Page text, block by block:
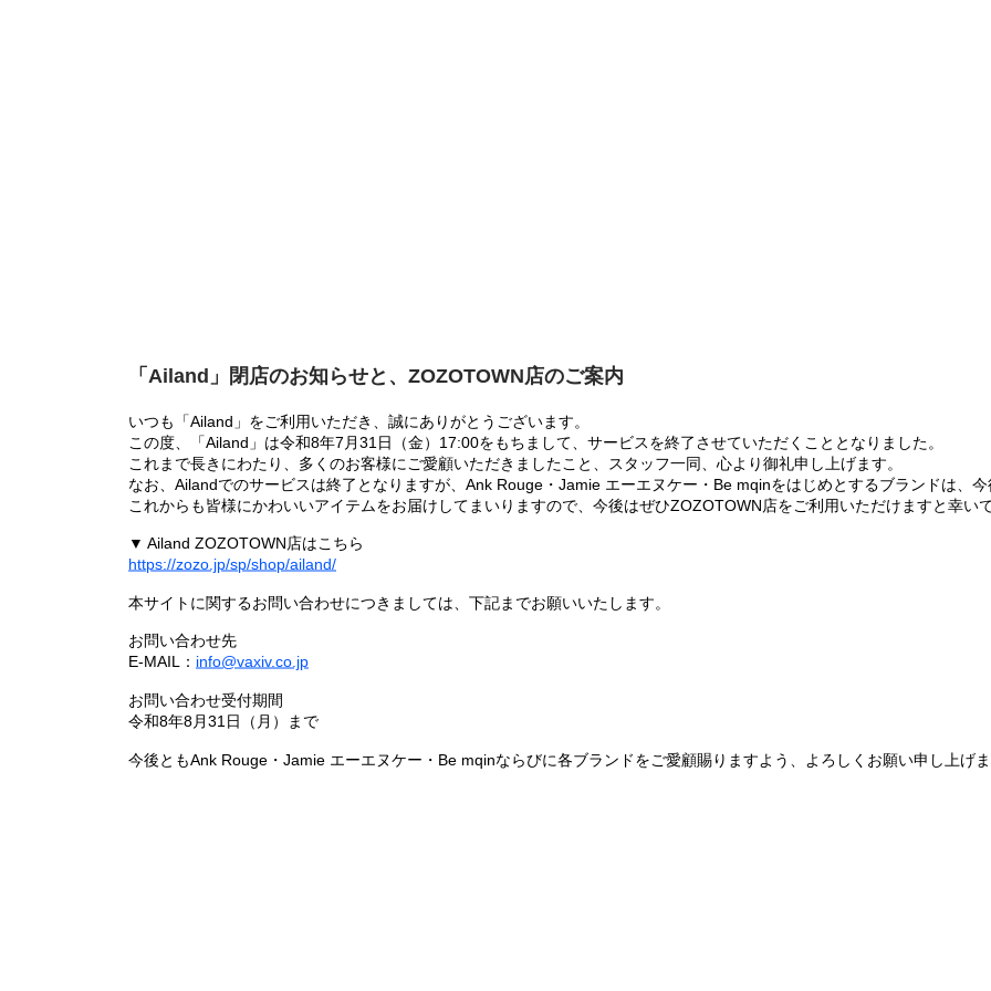
「Ailand」閉店のお知らせと、ZOZOTOWN店のご案内
いつも「Ailand」をご利用いただき、誠にありがとうございます。
この度、「Ailand」は令和8年7月31日（金）17:00をもちまして、サービスを終了させていただくこととなりました。
これまで長きにわたり、多くのお客様にご愛顧いただきましたこと、スタッフ一同、心より御礼申し上げます。
なお、Ailandでのサービスは終了となりますが、Ank Rouge・Jamie エーエヌケー・Be mqinをはじめとするブランドは、
これからも皆様にかわいいアイテムをお届けしてまいりますので、今後はぜひZOZOTOWN店をご利用いただけますと幸いで
▼ Ailand ZOZOTOWN店はこちら
https://zozo.jp/sp/shop/ailand/
本サイトに関するお問い合わせにつきましては、下記までお願いいたします。
お問い合わせ先
E-MAIL： info@vaxiv.co.jp
お問い合わせ受付期間
令和8年8月31日（月）まで
今後ともAnk Rouge・Jamie エーエヌケー・Be mqinならびに各ブランドをご愛顧賜りますよう、よろしくお願い申し上げま